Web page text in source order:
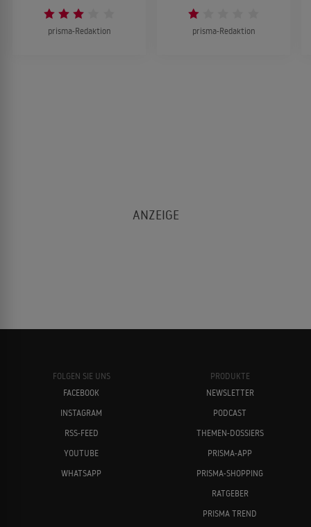
prisma-Redaktion prisma-Redaktion
FOLGEN SIE UNS
FACEBOOK
INSTAGRAM
RSS-FEED
YOUTUBE
WHATSAPP
PRODUKTE
NEWSLETTER
PODCAST
THEMEN-DOSSIERS
PRISMA-APP
PRISMA-SHOPPING
RATGEBER
PRISMA TREND